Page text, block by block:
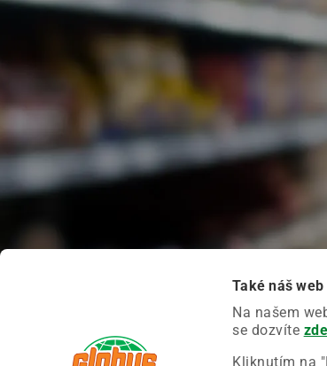
Také náš
Na našem
se dozvíte zde
Kliknutím na